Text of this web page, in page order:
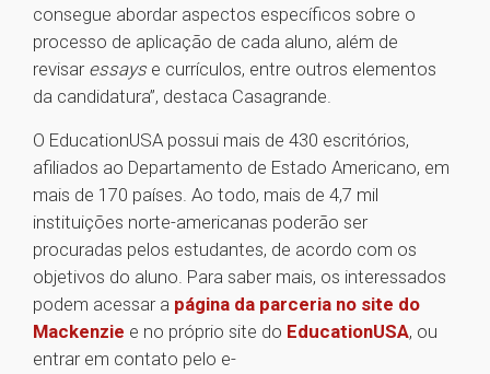
consegue abordar aspectos específicos sobre o
processo de aplicação de cada aluno, além de
revisar essays e currículos, entre outros elementos
da candidatura”, destaca Casagrande.
O EducationUSA possui mais de 430 escritórios,
afiliados ao Departamento de Estado Americano, em
mais de 170 países. Ao todo, mais de 4,7 mil
instituições norte-americanas poderão ser
procuradas pelos estudantes, de acordo com os
objetivos do aluno. Para saber mais, os interessados
podem acessar a página da parceria no site do
Mackenzie e no próprio site do EducationUSA, ou
entrar em contato pelo e-